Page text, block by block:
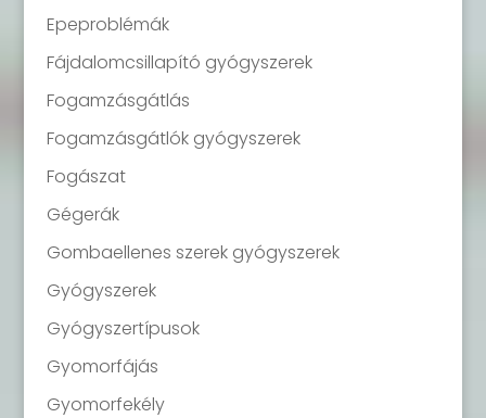
Epeproblémák
Fájdalomcsillapító gyógyszerek
Fogamzásgátlás
Fogamzásgátlók gyógyszerek
Fogászat
Gégerák
Gombaellenes szerek gyógyszerek
Gyógyszerek
Gyógyszertípusok
Gyomorfájás
Gyomorfekély